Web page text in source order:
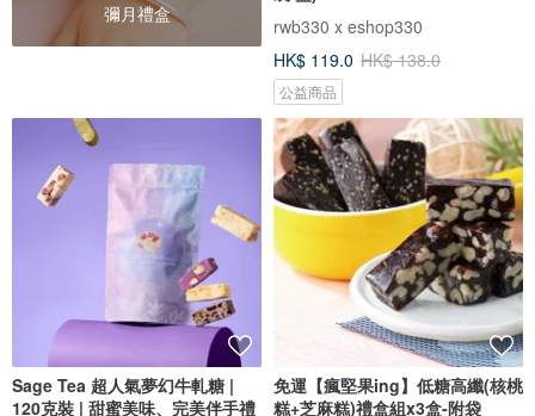
彌月禮盒
rwb330 x eshop330
HK$ 119.0 HK$ 138.0
公益商品
Sage Tea 超人氣夢幻牛軋糖 |
120克裝 | 甜蜜美味、完美伴手禮
免運【瘋堅果ing】低糖高纖(核桃
糕+芝麻糕)禮盒組x3盒-附袋